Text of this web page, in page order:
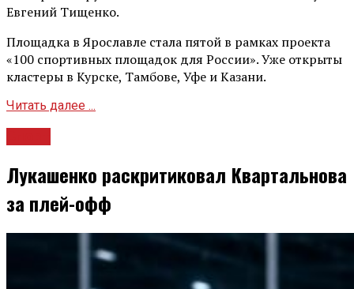
Евгений Тищенко.
Площадка в Ярославле стала пятой в рамках проекта
«100 спортивных площадок для России». Уже открыты
кластеры в Курске, Тамбове, Уфе и Казани.
Читать далее ...
Лукашенко раскритиковал Квартальнова
за плей-офф